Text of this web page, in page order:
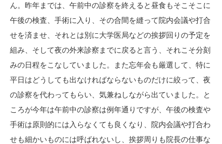
ん。昨年までは、午前中の診察を終えると昼食もそこそこに
午後の検査、手術に入り、その合間を縫って院内会議や打合
せを済ませ、それとは別に大学医局などの挨拶回りの予定を
組み、そして夜の外来診察までに戻ると言う、それこそ分刻
みの日程をこなしていました。また忘年会も厳選して、特に
平日はどうしても出なければならないものだけに絞って、夜
の診察を代わってもらい、気兼ねしながら出ていました。と
ころが今年は午前中の診察は例年通りですが、午後の検査や
手術は原則的には入らなくても良くなり、院内会議や打合わ
せも細かいものには呼ばれないし、挨拶周りも院長の仕事な